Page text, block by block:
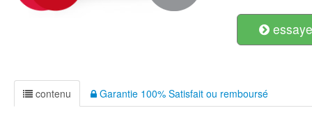
contenu Garantie 100% Satisfait ou remboursé